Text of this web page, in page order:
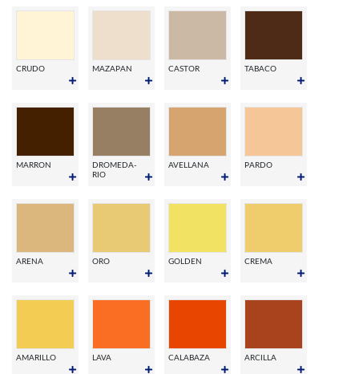
CRUDO MAZAPAN CASTOR TABACO
MARRON
DROMEDA-
RIO
AVELLANA PARDO
ARENA ORO GOLDEN CREMA
AMARILLO LAVA CALABAZA ARCILLA